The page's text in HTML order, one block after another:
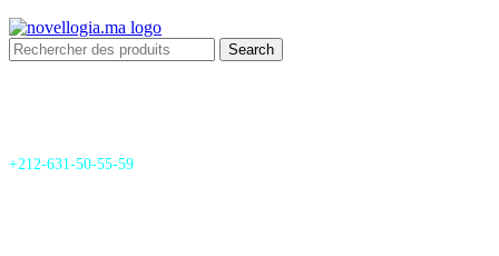
Search
+212-631-50-55-59